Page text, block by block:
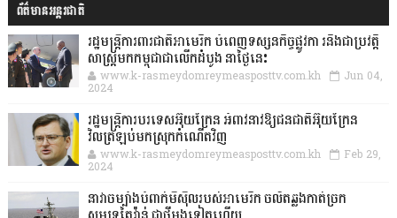
ព័ត៌មានអន្តរជាតិ
រដ្ឋមន្រ្តីការពារជាតិអាមេរិក បំពេញទស្សនកិច្ចផ្លូវកា រនិងជាប្រវត្តិ
សាស្រ្តមកកម្ពុជាជាលើកដំបូង នាថ្ងៃនេះ
www.k-rasmeydomreymeasposttv.com.kh Jun 04,
2024
រដ្ឋមន្ត្រីការបរទេសអ៊ុយក្រែន អំពាវនាវឱ្យជនជាតិអ៊ុយក្រែន
វិលត្រឡប់មកស្រុកកំណើតវិញ
www.k-rasmeydomreymeasposttv.com.kh Feb 29,
2024
នាវាចម្បាំងបំពាក់មីស៊ីលរបស់អាមេរិក ចល័តឆ្លងកាត់ច្រក